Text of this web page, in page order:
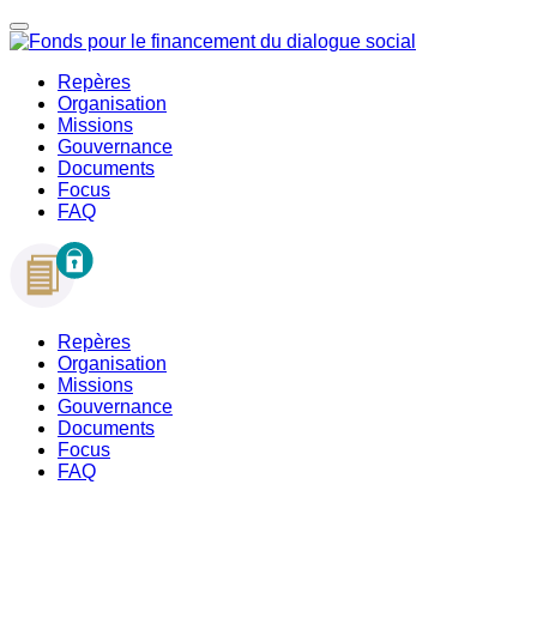
Repères
Organisation
Missions
Gouvernance
Documents
Focus
FAQ
Repères
Organisation
Missions
Gouvernance
Documents
Focus
FAQ